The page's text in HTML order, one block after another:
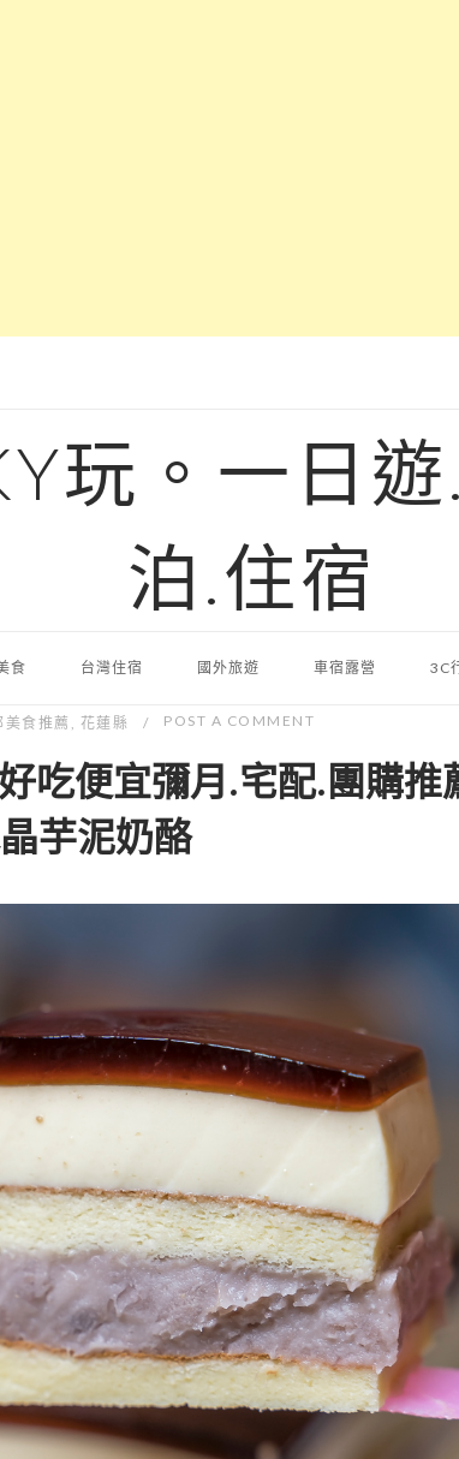
玩。一日
泊.住宿
食 台灣住宿 國外旅遊 車宿露營 3C
美食推薦 , 花蓮縣 POST A COMMENT
吃便宜彌月.宅配.團購推
芋泥奶酪